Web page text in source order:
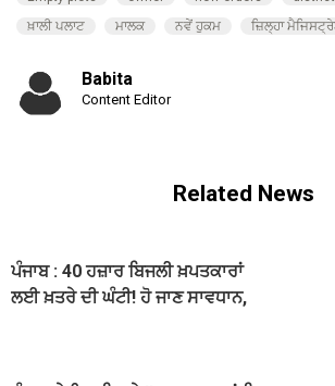
ਖ਼ਾਲੀ ਪਲਾਟ
ਮਾਲਕ ਨਵੇਂ ਹੁਕਮ ਜ਼ਿਲ੍ਹਾ
Babita
Content Editor
Related News
ਪੰਜਾਬ : 40 ਹਜ਼ਾਰ ਬਿਜਲੀ ਖ਼ਪਤਕਾਰਾਂ
ਲਈ ਖ਼ਤਰੇ ਦੀ ਘੰਟੀ! ਹੋ ਜਾਣ ਸਾਵਧਾਨ,